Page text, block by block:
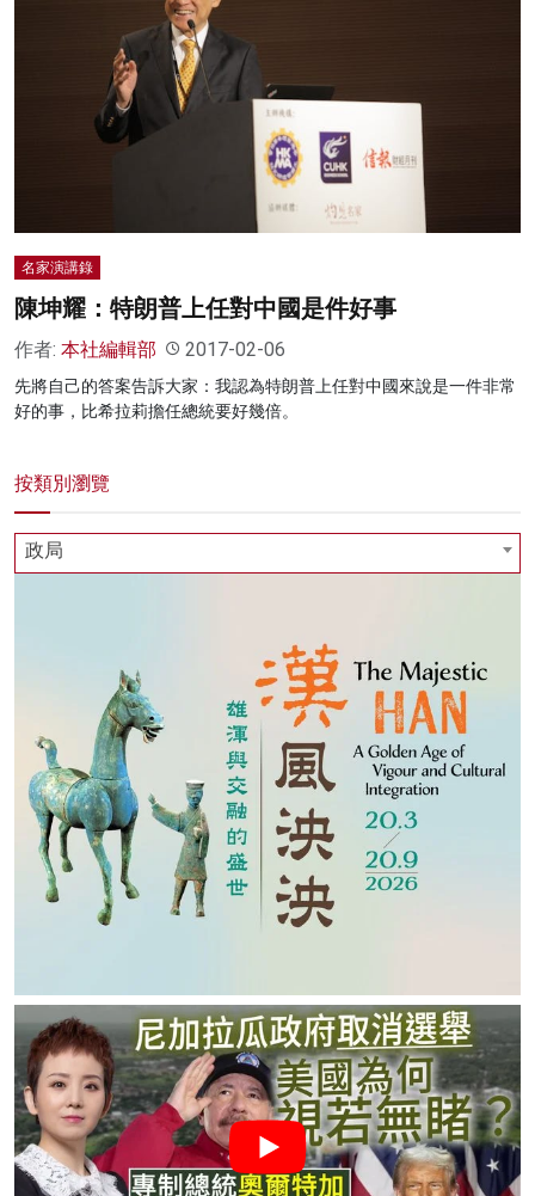
名家演講錄
陳坤耀：特朗普上任對中國是件好事
作者: 本社編輯部 2017-02-06
先將自己的答案告訴大家：我認為特朗普上任對中國來說是一件非常
好的事，比希拉莉擔任總統要好幾倍。
按類別瀏覽
政局